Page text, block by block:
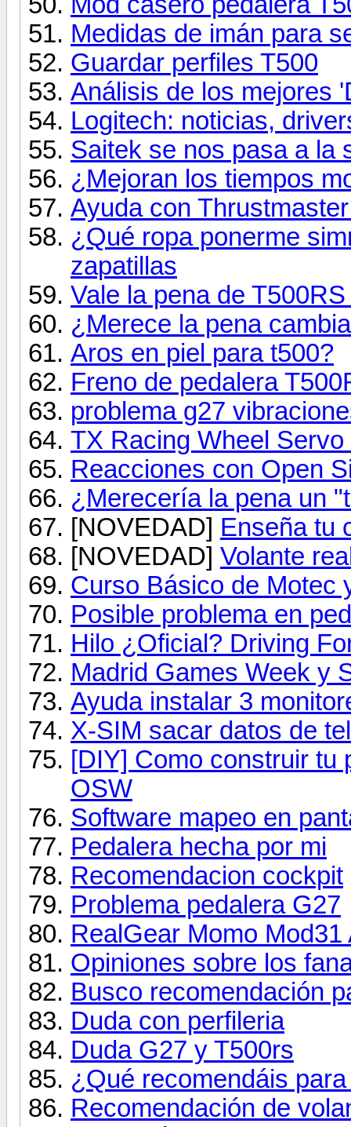
Medidas de imán para
Guardar perfiles T500
Análisis de los mejores
Logitech: noticias,
Saitek se nos pasa a la
¿Mejoran los tiempos
Ayuda con
¿Qué ropa ponerme
zapatillas
Vale la pena de
¿Merece la pena
Aros en piel para t500?
Freno de pedalera
problema g27
TX Racing Wheel
Reacciones con Open
¿Merecería la pena un
[NOVEDAD] Enseña tu
[NOVEDAD] Volante
Curso Básico de Motec
Posible problema en
Hilo ¿Oficial? Driving
Madrid Games Week y
Ayuda instalar 3
X-SIM sacar datos de
[DIY] Como construir tu
OSW
Software mapeo en
Pedalera hecha por mi
Recomendacion cockpit
Problema pedalera G27
RealGear Momo
Opiniones sobre los
Busco recomendación
Duda con perfileria
Duda G27 y T500rs
¿Qué recomendáis
Recomendación de